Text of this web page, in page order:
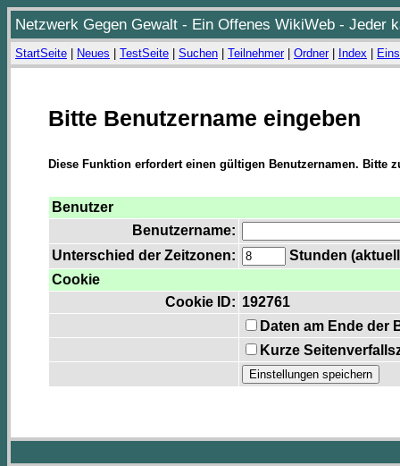
Netzwerk Gegen Gewalt - Ein Offenes WikiWeb - Jeder
StartSeite Neues TestSeite Suchen Teilnehmer| Ordner| Index
Bitte Benutzername eingeben
Diese Funktion erfordert einen gültigen Benutzernamen. Bitte
Benutzer
Benutzername:
Unterschied der Zeitzonen:
Stunden
Cookie
Cookie ID: 192761
Daten am Ende der
Kurze